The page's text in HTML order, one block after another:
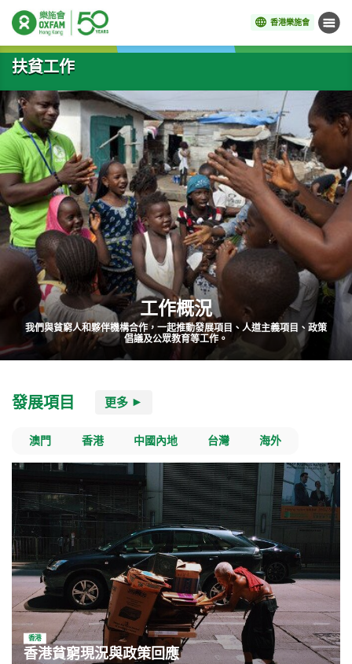
香港樂施會 目錄
開始主要內容
扶貧工作
工作概況
我們與貧窮人和夥伴機構合作，一起推動發展項目、人道主義項目、政策
倡議及公眾教育等工作。
發展項目 更多
澳門 香港 中國內地 台灣 海外
香港
香港貧窮現況與政策回應